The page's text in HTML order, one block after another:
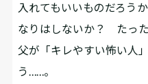
入れてもいいものだろう
なりはしないか？ たった
父が「キレやすい怖い人
う……。